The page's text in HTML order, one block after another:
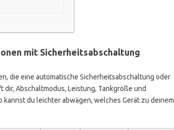
mit Sicherheitsabschaltung
die eine automatische Sicherheitsabschaltung oder
Abschaltmodus, Leistung, Tankgröße und
du leichter abwägen, welches Gerät zu deinem